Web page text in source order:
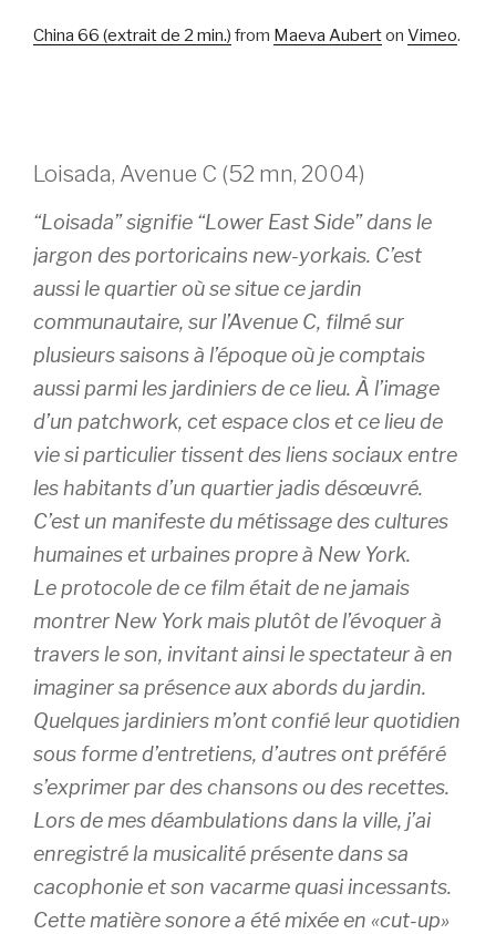
China 66 (extrait de 2 min.) from Maeva Auberton Vimeo.
Loisada, Avenue C (52 mn, 2004)
“Loisada” signifie “Lower East Side” dans le
jargon des portoricains new-yorkais. C’est
aussi le quartier où se situe ce jardin
communautaire, sur l’Avenue C, filmé sur
plusieurs saisons à l’époque où je comptais
aussi parmi les jardiniers de ce lieu. À l’image
d’un patchwork, cet espace clos et ce lieu de
vie si particulier tissent des liens sociaux entre
les habitants d’un quartier jadis désœuvré.
C’est un manifeste du métissage des cultures
humaines et urbaines propre à New York.
Le protocole de ce film était de ne jamais
montrer New York mais plutôt de l’évoquer à
travers le son, invitant ainsi le spectateur à en
imaginer sa présence aux abords du jardin.
Quelques jardiniers m’ont confié leur quotidien
sous forme d’entretiens, d’autres ont préféré
s’exprimer par des chansons ou des recettes.
Lors de mes déambulations dans la ville, j’ai
enregistré la musicalité présente dans sa
cacophonie et son vacarme quasi incessants.
Cette matière sonore a été mixée en «cut-up»